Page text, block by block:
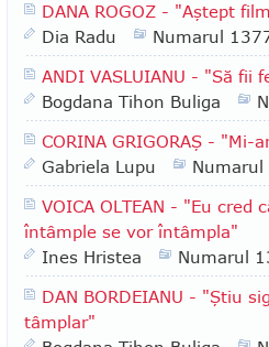
DANA ROGOZ - "Aştept
Dia Radu
Numarul
ANDI VASLUIANU - "Să fii
Bogdana Tihon Buliga
CORINA GRIGORAŞ -
Gabriela Lupu
VOICA OLTEAN - "Eu
întâmple se vor întâmpla"
Ines Hristea
Numarul
DAN BORDEIANU - "Ştiu
tâmplar"